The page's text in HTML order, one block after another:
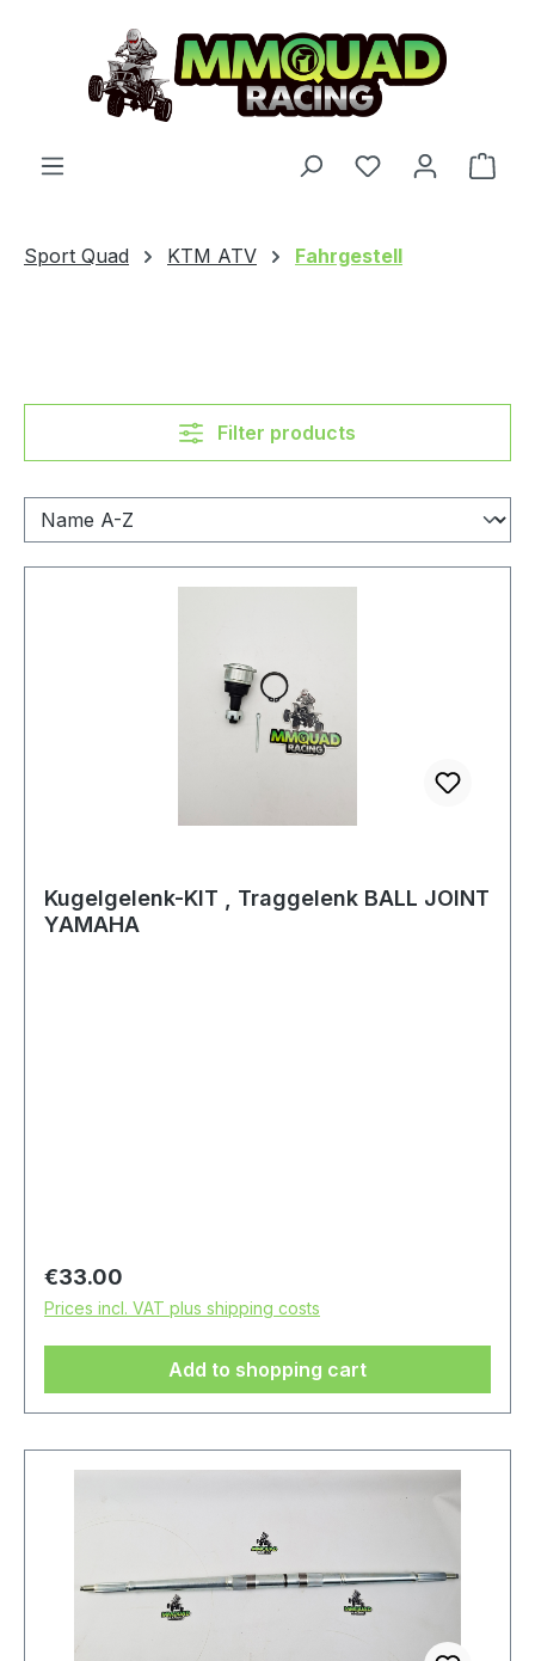
Skip to main content
You have 0
Sport Quad KTM ATV Fahrgestell
Filter products
Kugelgelenk-KIT , Traggelenk BALL JOINT
YAMAHA
Regular price:
€33.00
Prices incl. VAT plus shipping costs
Add to shopping cart